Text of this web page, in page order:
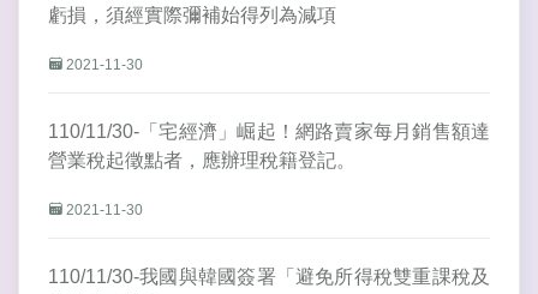
虧損，須經實際彌補始得列為減項
2021-11-30
110/11/30-「宅經濟」崛起！網路賣家每月銷售額達
營業稅起徵點者，應辦理稅籍登記。
2021-11-30
110/11/30-我國與韓國簽署「避免所得稅雙重課稅及